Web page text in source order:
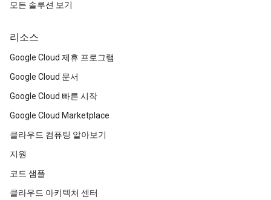
모든 솔루션 보기
리소스
Google Cloud 제휴 프로그램
Google Cloud 문서
Google Cloud 빠른 시작
Google Cloud Marketplace
클라우드 컴퓨팅 알아보기
지원
코드 샘플
클라우드 아키텍처 센터